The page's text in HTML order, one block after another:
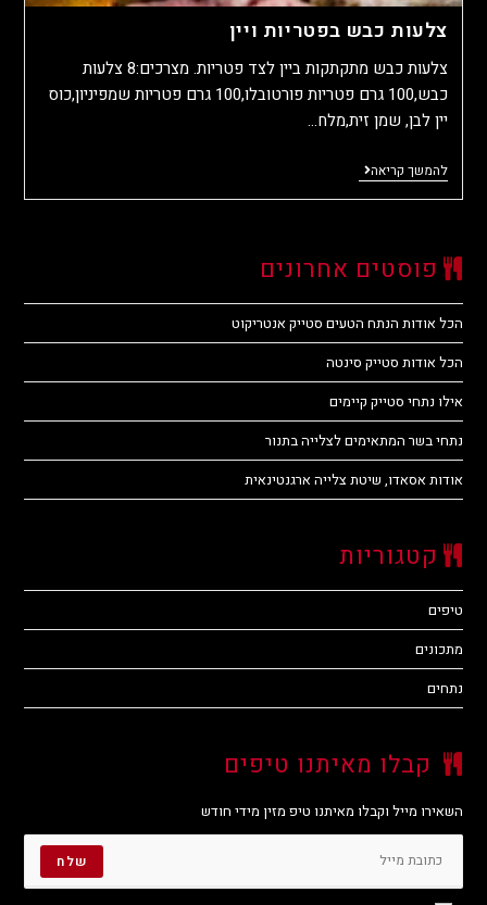
צלעות כבש בפטריות ויין
צלעות כבש מתקתקות ביין לצד פטריות. מצרכים:8 צלעות
כבש,100 גרם פטריות פורטובלו,100 גרם פטריות שמפיניון,כוס
יין לבן, שמן זית,מלח…
להמשך קריאה
פוסטים אחרונים
הכל אודות הנתח הטעים סטייק אנטריקוט
הכל אודות סטייק סינטה
אילו נתחי סטייק קיימים
נתחי בשר המתאימים לצלייה בתנור
אודות אסאדו, שיטת צלייה ארגנטינאית
קטגוריות
טיפים
מתכונים
נתחים
קבלו מאיתנו טיפים
השאירו מייל וקבלו מאיתנו טיפ מזין מידי חודש
שלח